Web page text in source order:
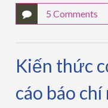
5 Comments
Kiến thức
cáo báo chí